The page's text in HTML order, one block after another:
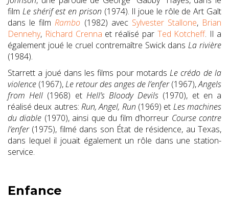
film Le shérif est en prison (1974). Il joue le rôle de Art Galt
dans le filmRambo (1982) avec Sylvester Stallone, Brian
Dennehy, Richard Crenna et réalisé par Ted Kotcheff. Il a
également joué le cruel contremaître Swick dans La rivière
(1984).
Starrett a joué dans les films pour motardsLe crédo de la
violence (1967),Le retour des anges de l’enfer(1967),Angels
from Hell (1968) et Hell’s Bloody Devils (1970), et en a
réalisé deux autres: Run, Angel, Run (1969) et Les machines
du diable (1970), ainsi que du film d’horreur Course contre
l’enfer(1975), filmé dans son État de résidence, au Texas,
dans lequel il jouait également un rôle dans une station-
service.
Enfance